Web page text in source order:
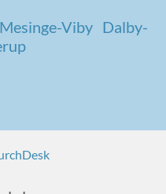
Mesinge-Viby Dalby-